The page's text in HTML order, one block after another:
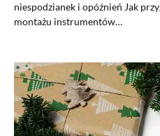
niespodzianek i opóźnień Jak
montażu instrumentów…